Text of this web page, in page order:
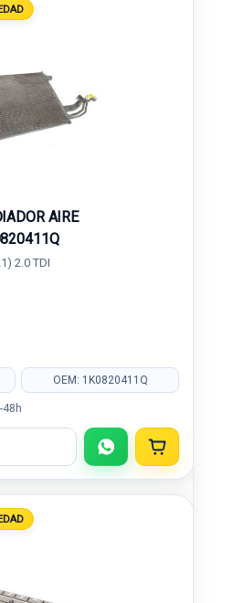
AIRE
2.0 TDI
OEM: 1K0820411Q
48h